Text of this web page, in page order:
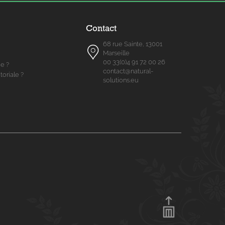
?
?
Contact
68 rue Sainte, 13001
Marseille
00 33(0)4 91 72 00 26
contact@natural-
solutions.eu